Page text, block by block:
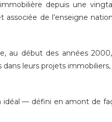
depuis une
associée de l’enseigne
au début des années
leurs projets immobiliers,
idéal — défini en amont de